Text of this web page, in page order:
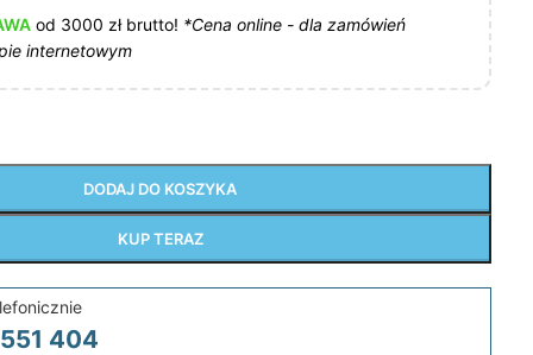
od 3000 zł brutto! *Cena online - dla zamówień
internetowym
DODAJ DO KOSZYKA
KUP TERAZ
404